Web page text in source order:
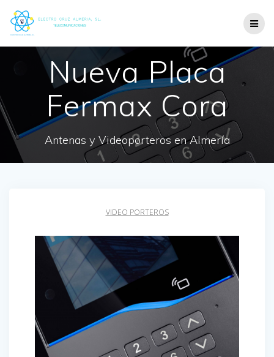
Nueva Placa
Fermax Cora
Antenas y Videoporteros en Almería
VIDEO PORTEROS